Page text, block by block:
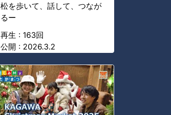
松を歩いて、話して、つなが
るー
再生 : 163回
公開 : 2026.3.2